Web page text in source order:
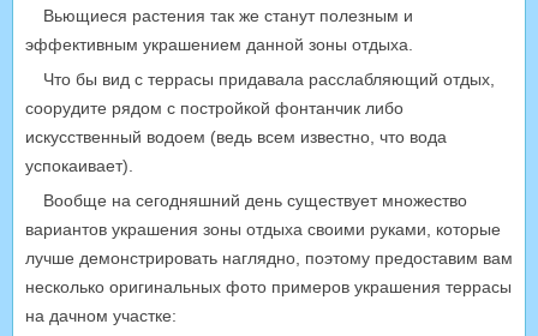
Вьющиеся растения так же станут полезным и
эффективным украшением данной зоны отдыха.
Что бы вид с террасы придавала расслабляющий отдых,
соорудите рядом с постройкой фонтанчик либо
искусственный водоем (ведь всем известно, что вода
успокаивает).
Вообще на сегодняшний день существует множество
вариантов украшения зоны отдыха своими руками, которые
лучше демонстрировать наглядно, поэтому предоставим вам
несколько оригинальных фото примеров украшения террасы
на дачном участке: